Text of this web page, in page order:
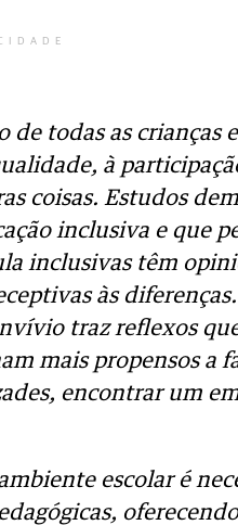
todas as crianças
à
coisas. Estudos
inclusiva e que
inclusivas têm
às diferenças.
traz reflexos
mais propensos a
encontrar um
escolar é